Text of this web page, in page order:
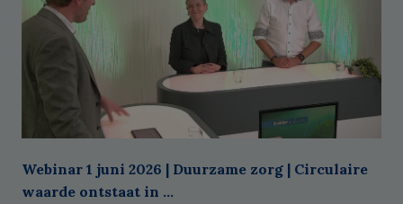
Webinar 1 juni 2026 | Duurzame zorg | Circulaire
waarde ontstaat in ...